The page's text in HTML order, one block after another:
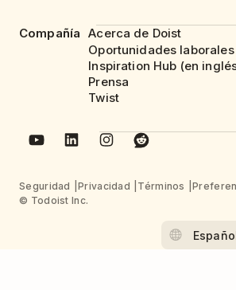
Compañía Acerca de Doist
Oportunidades laborales
Inspiration Hub (en
Prensa
Twist
Seguridad Privacidad Términos
© Todoist Inc.